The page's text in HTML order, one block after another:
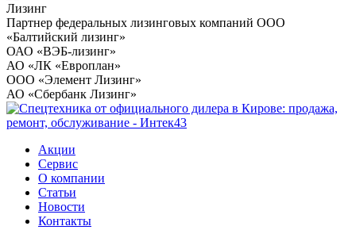
Лизинг
Партнер федеральных лизинговых компаний ООО
«Балтийский лизинг»
ОАО «ВЭБ-лизинг»
АО «ЛК «Европлан»
ООО «Элемент Лизинг»
АО «Сбербанк Лизинг»
Акции
Сервис
О компании
Статьи
Новости
Контакты